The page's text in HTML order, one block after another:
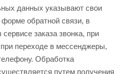
данных указывают свои
обратной связи, в
заказа звонка, при
переходе в мессенджеры,
Обработка
путем получения